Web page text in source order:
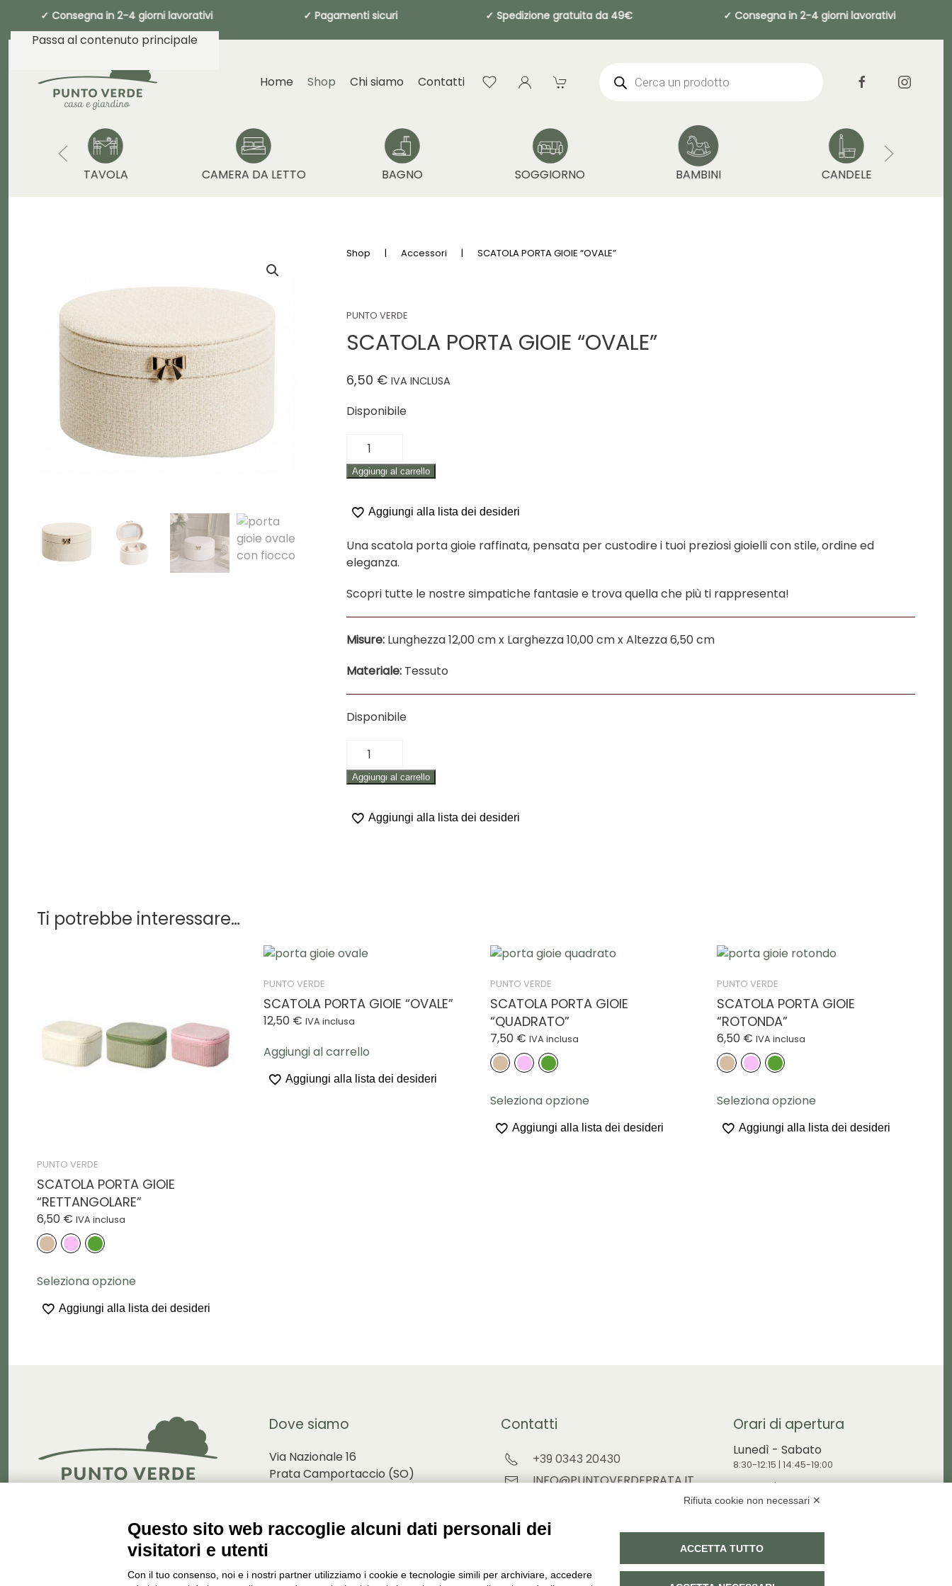
✓ Consegna in 2-4 giorni lavorativi ✓ Pagamenti sicuri ✓ Spedizione gratuita da 49€ ✓ Consegna in 2-4 giorni
Passa al contenuto principale
Home Shop Chi siamo Contatti search
TAVOLA CAMERA DA LETTO BAGNO SOGGIORNO BAMBINI CANDELE
Shop Accessori SCATOLA PORTA GIOIE “OVALE”
PUNTO VERDE
SCATOLA PORTA GIOIE “OVALE”
6,50 € IVA INCLUSA
Disponibile
SCATOLA
GIOIE
quantità
Aggiungi al carrello
Aggiungi alla lista dei desideri
Una scatola porta gioie raffinata, pensata per custodire i tuoi preziosi gioielli con stile, ordine ed
eleganza.
Scopri tutte le nostre simpatiche fantasie e trova quella che più ti rappresenta!
Misure:Lunghezza 12,00 cm x Larghezza 10,00 cm x Altezza 6,50 cm
Materiale:Tessuto
Disponibile
SCATOLA
GIOIE
quantità
Aggiungi al carrello
Aggiungi alla lista dei desideri
Ti potrebbe interessare…
PUNTO VERDE
SCATOLA PORTA GIOIE
“RETTANGOLARE”
6,50 € IVA inclusa
Seleziona opzione
ha
più
scelte
nella
pagina
del
prodotto
Aggiungi alla lista dei desideri
PUNTO VERDE
SCATOLA PORTA GIOIE “OVALE”
12,50 € IVA inclusa
Aggiungi al carrello
Aggiungi alla lista dei desideri
PUNTO VERDE
SCATOLA PORTA GIOIE
“QUADRATO”
7,50 € IVA inclusa
Seleziona opzione
ha
più
Aggiungi alla lista dei desideri
PUNTO VERDE
SCATOLA PORTA GIOIE
“ROTONDA”
6,50 € IVA inclusa
Seleziona opzione
ha
più
Aggiungi alla lista dei desideri
Dove siamo
Via Nazionale 16
Prata Camportaccio (SO)
Via Dolzino 68 Chiavenna (SO)
Contatti
+39 0343 20430
INFO@PUNTOVERDEPRATA.IT
ORDINI@PUNTOVERDEPRATA.IT
Orari di apertura
Lunedì - Sabato
8:30-12:15 | 14:45-19:00
Domenica
9:00-12:15 | 14:45-19:00
Rifiuta cookie non necessari ✕
Questo sito web raccoglie alcuni dati personali dei
visitatori e utenti
Con il tuo consenso, noi e i nostri partner utilizziamo i cookie e tecnologie simili per archiviare, accedere
ACCETTA TUTTO